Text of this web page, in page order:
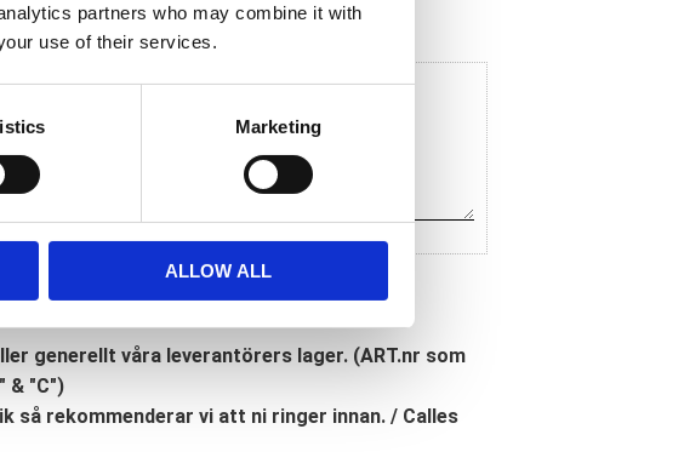
partners who may combine it with
use of their services.
Marketing
ALLOW ALL
b
o
generellt våra leverantörers lager. (ART.nr som
& "C")
så rekommenderar vi att ni ringer innan. / Calles